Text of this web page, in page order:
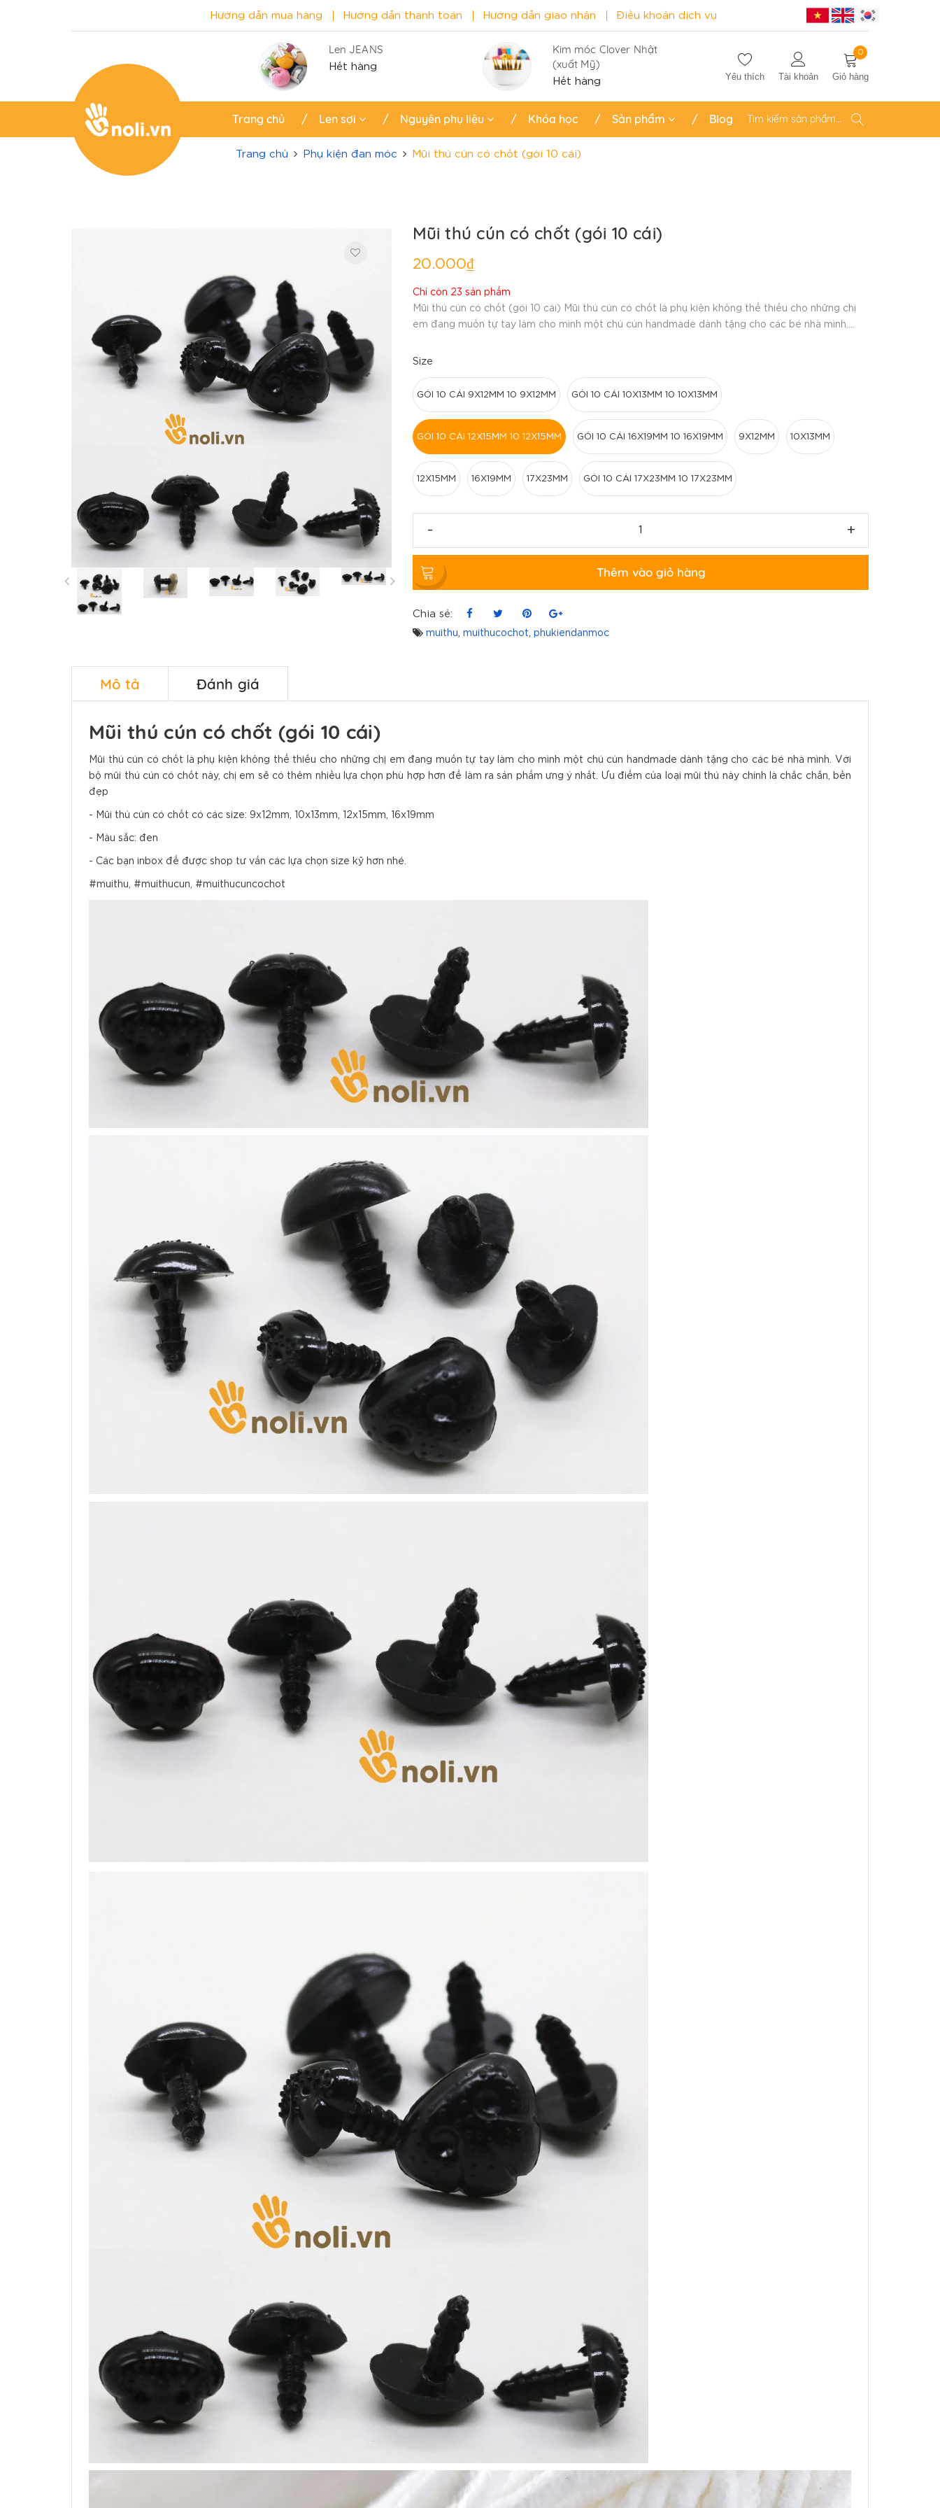
Hướng dẫn mua hàng Hướng dẫn thanh toán Hướng dẫn giao nhận Điều khoản dịch vụ
0
Giỏ hàng
Tài khoản
Yêu thích
Len JEANS
Hết hàng
Kim móc Clover Nhật
(xuất Mỹ)
Hết hàng
Trang chủ Len sợi Nguyên phụ liệu Khóa học Sản phẩm Blog
Trang chủ Phụ kiện đan móc Mũi thú cún có chốt (gói 10 cái)
Mũi thú cún có chốt (gói 10 cái)
20.000₫
Chỉ còn 23 sản phẩm
Mũi thú cún có chốt (gói 10 cái) Mũi thú cún có chốt là phụ kiện không thể thiếu cho những chị
em đang muốn tự tay làm cho mình một chú cún handmade dành tặng cho các bé nhà mình....
Size
GÓI 10 CÁI 9X12MM 10 9X12MM GÓI 10 CÁI 10X13MM 10 10X13MM
GÓI 10 CÁI 12X15MM 10 12X15MM GÓI 10 CÁI 16X19MM 10 16X19MM 9X12MM 10X13MM
12X15MM 16X19MM 17X23MM GÓI 10 CÁI 17X23MM 10 17X23MM
- +
Thêm vào giỏ hàng
Chia sẻ:
muithu muithucochot phukiendanmoc
Mô tả Đánh giá
Mũi thú cún có chốt (gói 10 cái)
Mũi thú cún có chốt là phụ kiện không thể thiếu cho những chị em đang muốn tự tay làm cho mình một chú cún handmade dành tặng cho các bé nhà mình. Với
bộ mũi thú cún có chốt này, chị em sẽ có thêm nhiều lựa chọn phù hợp hơn để làm ra sản phẩm ưng ý nhất. Ưu điểm của loại mũi thú này chính là chắc chắn, bền
đẹp
- Mũi thú cún có chốt có các size: 9x12mm, 10x13mm, 12x15mm, 16x19mm
- Màu sắc: đen
- Các bạn inbox để được shop tư vấn các lựa chọn size kỹ hơn nhé.
#muithu, #muithucun, #muithucuncochot